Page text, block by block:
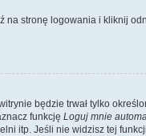
stronę logowania i kliknij
będzie trwał tylko
funkcję Loguj mnie
itp. Jeśli nie widzisz tej